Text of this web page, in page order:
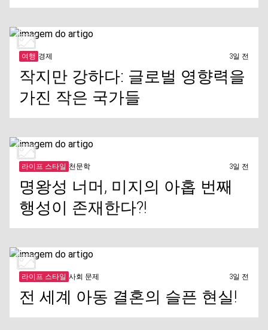
여행 경제 3일 전
작지만 강하다: 글로벌 영향력을
가진 작은 국가들
라이프 스타일 천문학 3일 전
명왕성 너머, 미지의 아홉 번째
행성이 존재한다?!
라이프 스타일 사회 문제 3일 전
전 세계 아동 결혼의 슬픈 현실!